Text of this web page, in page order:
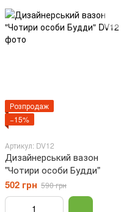
Розпродаж
−15%
Артикул: DV12
Дизайнерський вазон
"Чотири особи Будди"
502 грн 590 грн